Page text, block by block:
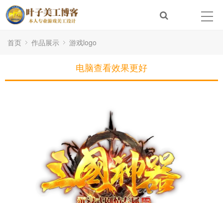
首页 作品展示 游戏logo
电脑查看效果更好